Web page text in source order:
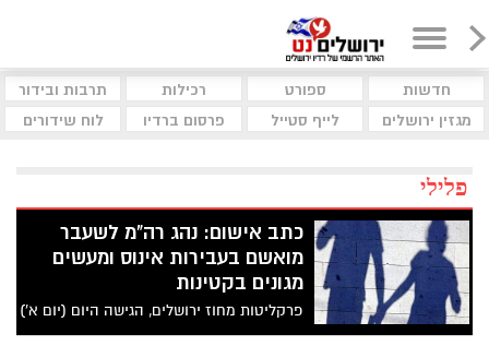
חדשות ספורט רכילות
תרבות ובידור
מגזין ירושלים
לייף סטייל פרסום ברדיו לוח שידורים
פלילי
כתב אישום: נהג רה"מ לשעבר
מואשם בעבירות אינוס ומעשים
מגונים בקטינות
פרקליטות מחוז ירושלים, הגישה היום (יום א')
לבית המשפט המחוזי בעיר כתב אישום נגד